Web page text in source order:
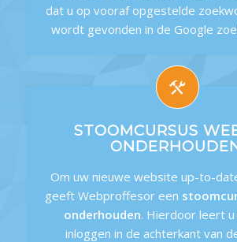
dat u op vooraf opgestelde
wordt gevonden in de Google
STOOMCURSUS
Om uw nieuwe website up-to-
geeft Webproffesor een
onderhouden. Hierdoor leert u
inloggen in de achterkant van